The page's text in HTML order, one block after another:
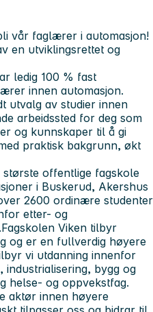
vår faglærer i automasjon!
en utviklingsrettet og
ledig 100 % fast
innen automasjon.
utvalg av studier innen
arbeidssted for deg som
og kunnskaper til å gi
praktisk bakgrunn, økt
offentlige fagskole
i Buskerud, Akershus
2600 ordinære studenter
etter- og
Viken tilbyr
og er en fullverdig høyere
vi utdanning innenfor
industrialisering, bygg og
helse- og oppvekstfag.
aktør innen høyere